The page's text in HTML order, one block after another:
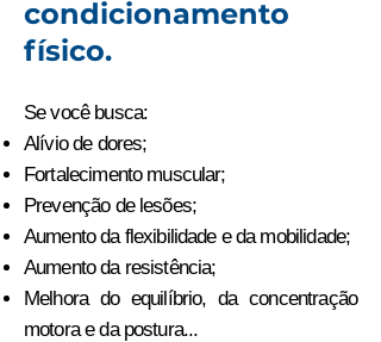
condicionamento
físico.
Se você busca:
Alívio de dores;
Fortalecimento muscular;
Prevenção de lesões;
Aumento da flexibilidade e da mobilidade;
Aumento da resistência;
Melhora do equilíbrio, da concentração
motora e da postura...